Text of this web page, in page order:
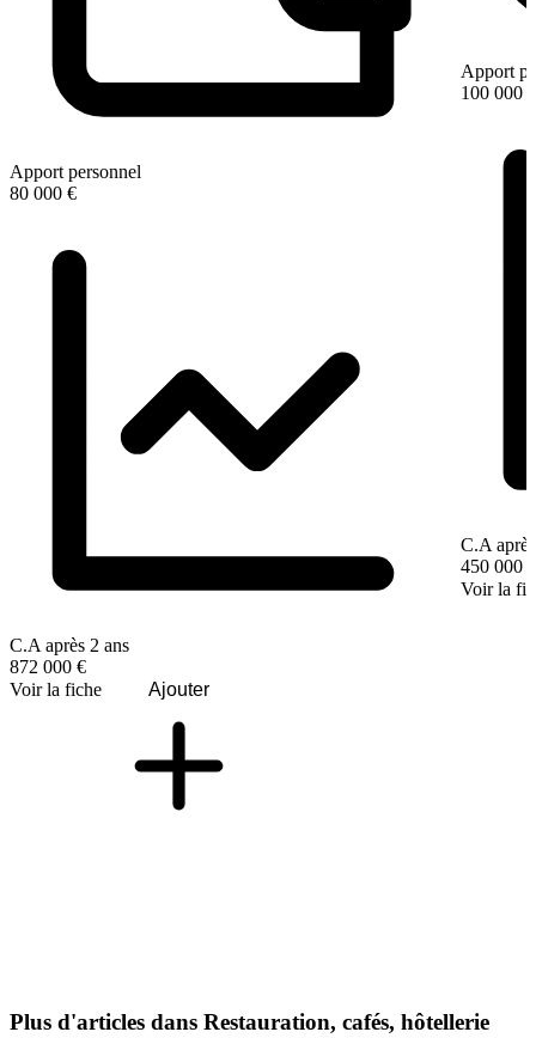
Apport personnel
80 000 €
C.A après 2 ans
872 000 €
Voir la fiche
Ajouter
Apport
100 000 €
C.A
450 000 €
Voir la
Plus d'articles dans Restauration, cafés, hôtellerie